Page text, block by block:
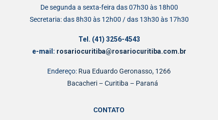
De segunda a sexta-feira das 07h30 às 18h00
Secretaria: das 8h30 às 12h00 / das 13h30 às 17h30
Tel. (41) 3256-4543
e-mail: rosariocuritiba@rosariocuritiba.com.br
Endereço: Rua Eduardo Geronasso, 1266
Bacacheri – Curitiba – Paraná
CONTATO